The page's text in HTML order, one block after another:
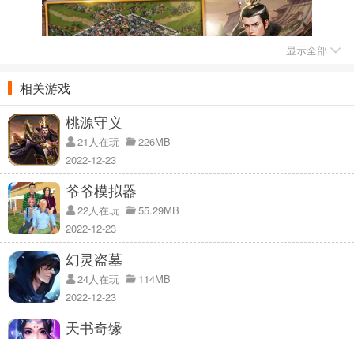
桃源守义手游背景介绍：
1、乱世当中唯有最为聪慧之人才能掌握局面，并且破除其中不可能完
成的一些任务；
2、群雄涿鹿谁与争锋，看看到底是谁才能最终获得这场胜利，完成属
于自己的传奇之路吧；
3、史诗级的战斗会让玩家热血沸腾，感受到真正战场上面的厮杀，还
有属于自己的强悍对手；
桃源守义手游玩法说明：
显示全部
相关游戏
桃源守义
21人在玩
226MB
2022-12-23
爷爷模拟器
22人在玩
55.29MB
2022-12-23
幻灵盗墓
24人在玩
114MB
2022-12-23
天书奇缘